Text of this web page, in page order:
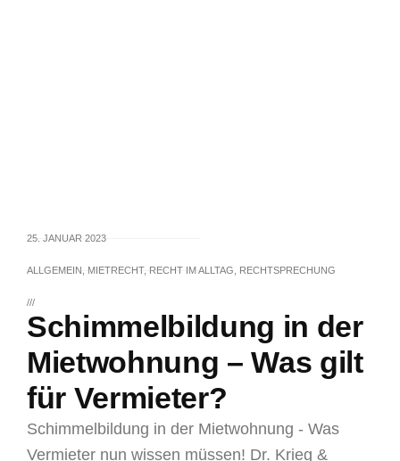
25. JANUAR 2023
ALLGEMEIN MIETRECHT, RECHT IM ALLTAG RECHTSPRECHUNG
///
Schimmelbildung in der
Mietwohnung – Was gilt
für Vermieter?
Schimmelbildung in der Mietwohnung - Was
Vermieter nun wissen müssen! Dr. Krieg &